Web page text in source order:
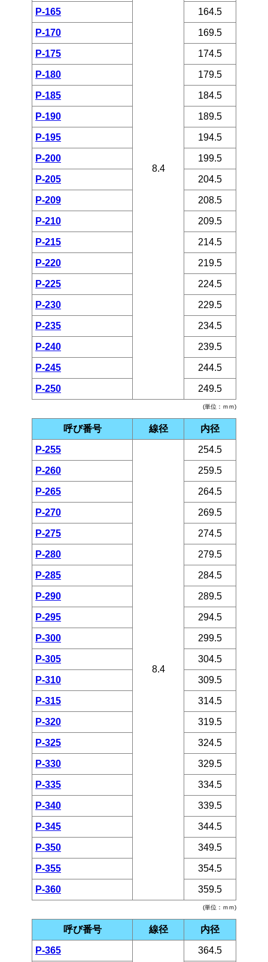
(単位：ｍｍ)
8.4
P-165 164.5
P-170 169.5
P-175 174.5
P-180 179.5
P-185 184.5
P-190 189.5
P-195 194.5
P-200 199.5
P-205 204.5
P-209 208.5
P-210 209.5
P-215 214.5
P-220 219.5
P-225 224.5
P-230 229.5
P-235 234.5
P-240 239.5
P-245 244.5
P-250 249.5
(単位：ｍｍ)
呼び番号 線径 内径
P-255
8.4
254.5
P-260 259.5
P-265 264.5
P-270 269.5
P-275 274.5
P-280 279.5
P-285 284.5
P-290 289.5
P-295 294.5
P-300 299.5
P-305 304.5
P-310 309.5
P-315 314.5
P-320 319.5
P-325 324.5
P-330 329.5
P-335 334.5
P-340 339.5
P-345 344.5
P-350 349.5
P-355 354.5
P-360 359.5
呼び番号 線径 内径
P-365 364.5